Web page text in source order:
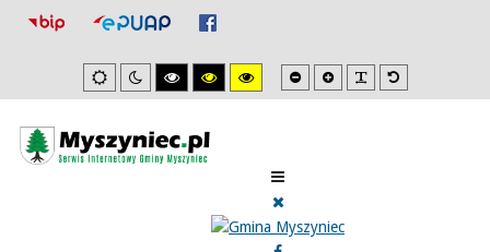
Ustawienia
domyslne
Tryb
nocny
Wysoki
kontrast
Wysoki
kontrast
Wysoki
kontrast
Mniejsza
czcionka
Zwiększona
czcionka
Domyślna
czcionka